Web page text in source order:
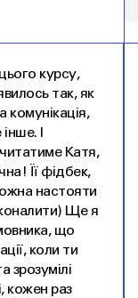
курсу,
так, як
комунікація,
І
Катя,
Її фідбек,
настояти
Ще я
що
коли ти
зрозумілі
кожен раз